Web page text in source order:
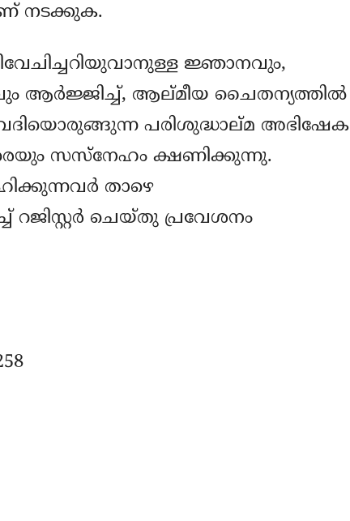
നടക്കുക.
ജ്ഞാനവും,
ആർജ്ജിച്ച്, ആല്മീയ ചൈതന്യത്തിൽ
പരിശുദ്ധാല്മ അഭിഷേക
സസ്നേഹം ക്ഷണിക്കുന്നു.
താഴെ
റജിസ്റ്റർ ചെയ്തു പ്രവേശനം